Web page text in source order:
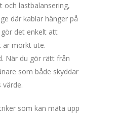
och lastbalansering,
där kablar hänger på
det enkelt att
är mörkt ute.
När du gör rätt från
som både skyddar
som kan mäta upp